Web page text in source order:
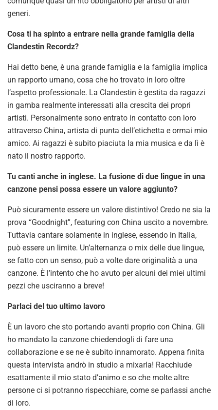
generi.
Cosa ti ha spinto a entrare nella grande famiglia della
Clandestin Recordz?
Hai detto bene, è una grande famiglia e la famiglia implica
un rapporto umano, cosa che ho trovato in loro oltre
l’aspetto professionale. La Clandestin è gestita da ragazzi
in gamba realmente interessati alla crescita dei propri
artisti. Personalmente sono entrato in contatto con loro
attraverso China, artista di punta dell’etichetta e ormai mio
amico. Ai ragazzi è subito piaciuta la mia musica e da lì è
nato il nostro rapporto.
Tu canti anche in inglese. La fusione di due lingue in una
canzone pensi possa essere un valore aggiunto?
Può sicuramente essere un valore distintivo! Credo ne sia la
prova “Goodnight”, featuring con China uscito a novembre.
Tuttavia cantare solamente in inglese, essendo in Italia,
può essere un limite. Un’alternanza o mix delle due lingue,
se fatto con un senso, può a volte dare originalità a una
canzone. È l’intento che ho avuto per alcuni dei miei ultimi
pezzi che usciranno a breve!
Parlaci del tuo ultimo lavoro
È un lavoro che sto portando avanti proprio con China. Gli
ho mandato la canzone chiedendogli di fare una
collaborazione e se ne è subito innamorato. Appena finita
questa intervista andrò in studio a mixarla! Racchiude
esattamente il mio stato d’animo e so che molte altre
persone ci si potranno rispecchiare, come se parlassi anche
di loro.